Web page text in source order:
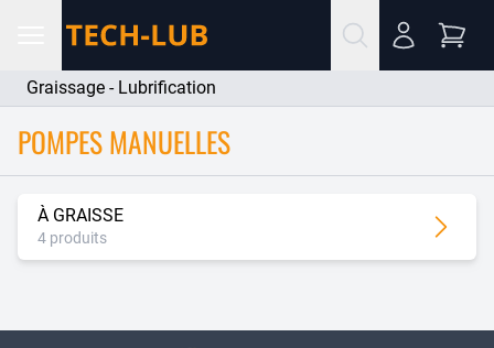
Graissage - Lubrification
POMPES MANUELLES
À GRAISSE
4 produits